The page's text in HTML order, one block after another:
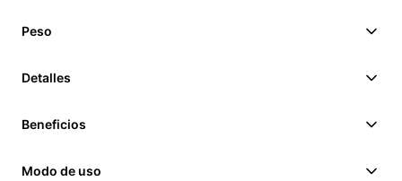
Peso
Detalles
Beneficios
Modo de uso